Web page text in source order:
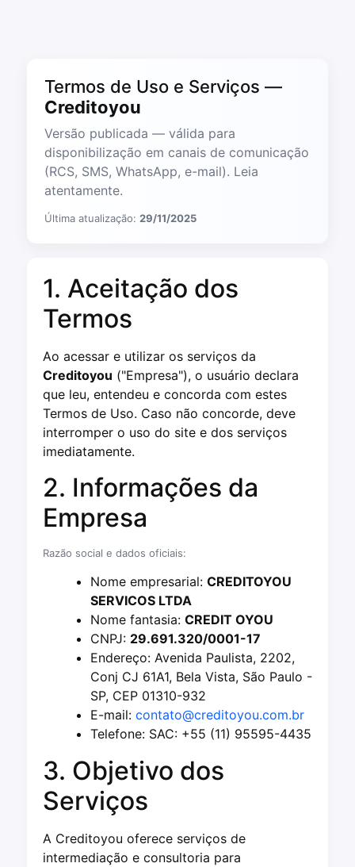
Termos de Uso e Serviços —
Creditoyou
Versão publicada — válida para
disponibilização em canais de comunicação
(RCS, SMS, WhatsApp, e-mail). Leia
atentamente.
Última atualização: 29/11/2025
1. Aceitação dos
Termos
Ao acessar e utilizar os serviços da
Creditoyou ("Empresa"), o usuário declara
que leu, entendeu e concorda com estes
Termos de Uso. Caso não concorde, deve
interromper o uso do site e dos serviços
imediatamente.
2. Informações da
Empresa
Razão social e dados oficiais:
Nome empresarial: CREDITOYOU
SERVICOS LTDA
Nome fantasia: CREDIT OYOU
CNPJ: 29.691.320/0001-17
Endereço: Avenida Paulista, 2202,
Conj CJ 61A1, Bela Vista, São Paulo -
SP, CEP 01310-932
E-mail: contato@creditoyou.com.br
Telefone: SAC: +55 (11) 95595-4435
3. Objetivo dos
Serviços
A Creditoyou oferece serviços de
intermediação e consultoria para